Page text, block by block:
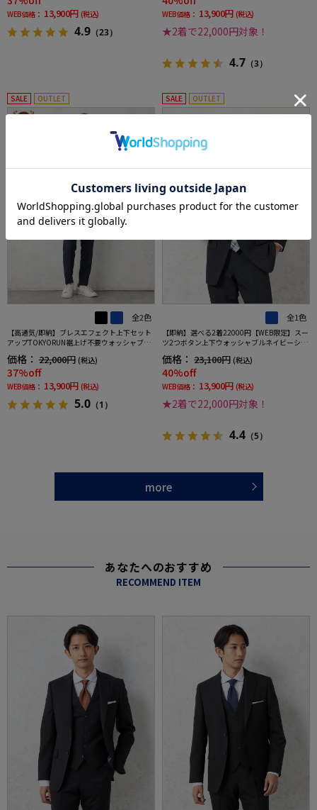
WEB価格： 13,900円 (税込)
4.9 （23）
WEB価格： 13,900円 (税込)
★2着で22,000円対象！
4.7 （3）
SALE OUTLET
全2色
【高通気/即納】ブレスエフェクト上下セット
アップTOKYORUN裾上げ不要ウォッシャブル
ンジャケットウエストシャーリングノータッ
クパンツ
価格： 22,000円 (税込)
37%off
WEB価格： 13,900円 (税込)
5.0 （1）
SALE OUTLET
全1色
【即納】選べる2着22000円【WEB限定】スー
ツ2つボタン上下ウォッシャブルネイビーシャ
価格： 23,100円 (税込)
40%off
WEB価格： 13,900円 (税込)
★2着で22,000円対象！
4.4 （5）
more
あなたへのおすすめ
RECOMMEND ITEM